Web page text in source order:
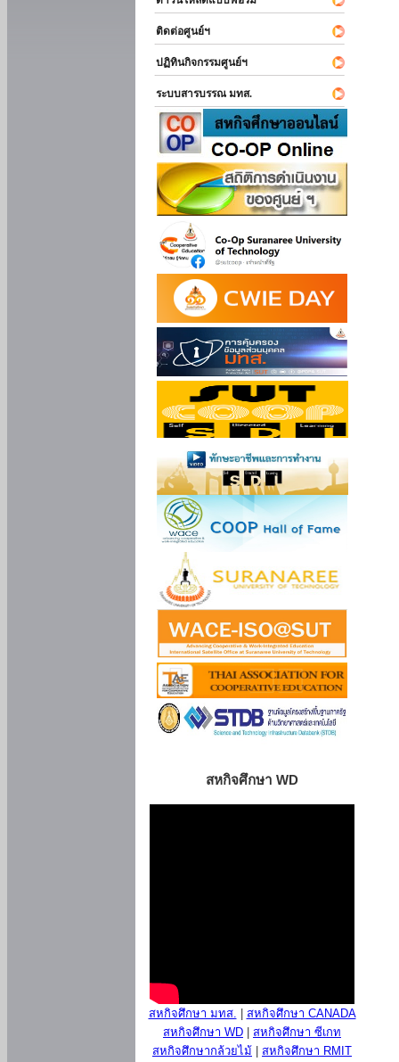
ติดต่อศูนย์ฯ
ปฏิทินกิจกรรมศูนย์ฯ
ระบบสารบรรณ มทส.
สหกิจศึกษา WD
สหกิจศึกษา มทส.
สหกิจศึกษา CANADA
สหกิจศึกษา WD
สหกิจศึกษา ซีเกท
สหกิจศึกษากล้วยไม้
สหกิจศึกษา RMIT